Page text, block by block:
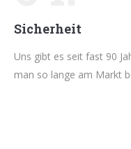
Sicherheit
Uns gibt es seit fast 90
man so lange am Markt